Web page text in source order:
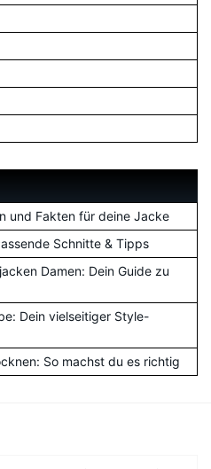
und Fakten für deine Jacke
Schnitte & Tipps
Damen: Dein Guide zu
Dein vielseitiger Style-
So machst du es richtig